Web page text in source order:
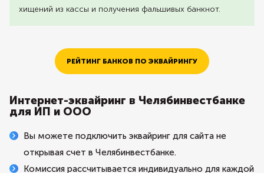
хищений из кассы и получения фальшивых банкнот.
РЕЙТИНГ БАНКОВ ПО ЭКВАЙРИНГУ
Интернет-эквайринг в Челябинвестбанке
для ИП и ООО
Вы можете подключить эквайринг для сайта не
открывая счет в Челябинвестбанке.
Комиссия рассчитывается индивидуально для каждой